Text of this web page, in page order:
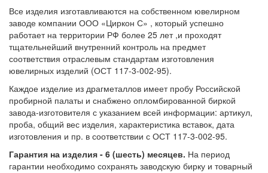
Все изделия изготавливаются на собственном ювелирном
заводе компании ООО «Циркон С» , который успешно
работает на территории РФ более 25 лет ,и проходят
тщательнейший внутренний контроль на предмет
соответствия отраслевым стандартам изготовления
ювелирных изделий (ОСТ 117-3-002-95).
Каждое изделие из драгметаллов имеет пробу Российской
пробирной палаты и снабжено опломбированной биркой
завода-изготовителя с указанием всей информации: артикул,
проба, общий вес изделия, характеристика вставок, дата
изготовления и пр. в соответствии с ОСТ 117-3-002-95.
Гарантия на изделия - 6 (шесть) месяцев. На период
гарантии необходимо сохранять заводскую бирку и товарный